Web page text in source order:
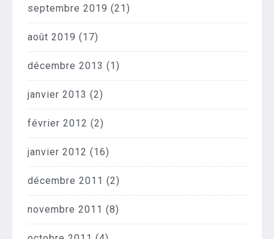
septembre 2019 (21)
août 2019 (17)
décembre 2013 (1)
janvier 2013 (2)
février 2012 (2)
janvier 2012 (16)
décembre 2011 (2)
novembre 2011 (8)